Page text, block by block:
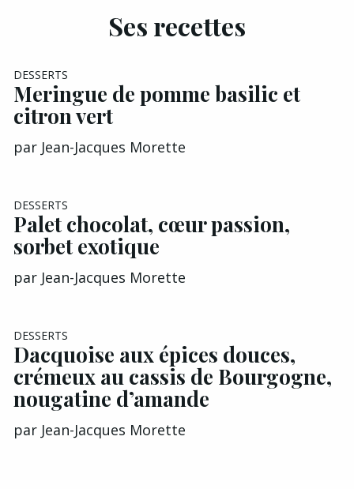
Ses recettes
DESSERTS
Meringue de pomme basilic et
citron vert
par Jean-Jacques Morette
DESSERTS
Palet chocolat, cœur passion,
sorbet exotique
par Jean-Jacques Morette
DESSERTS
Dacquoise aux épices douces,
crémeux au cassis de Bourgogne,
nougatine d’amande
par Jean-Jacques Morette